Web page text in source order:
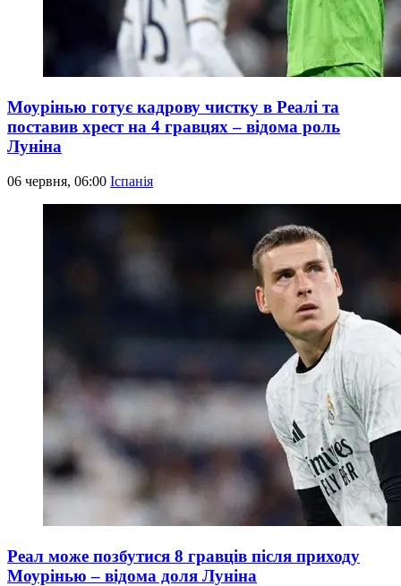
Моурінью готує кадрову чистку в Реалі та
поставив хрест на 4 гравцях – відома роль
Луніна
06 червня, 06:00 Іспанія
Реал може позбутися 8 гравців після приходу
Моурінью – відома доля Луніна